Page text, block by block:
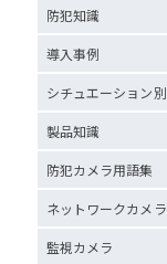
防犯知識
導入事例
シチュエーション別
製品知識
防犯カメラ用語集
ネットワークカメラ
監視カメラ